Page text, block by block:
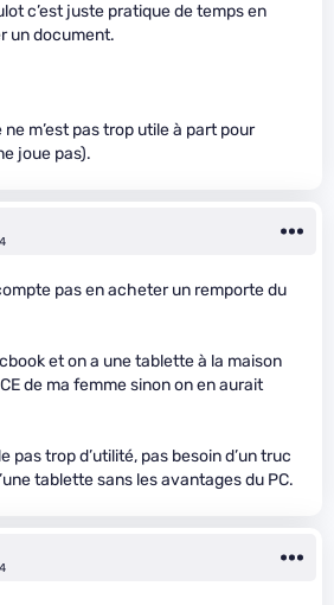
c’est juste pratique de temps en
un document.
m’est pas trop utile à part pour
joue pas).
pas en acheter un remporte du
et on a une tablette à la maison
de ma femme sinon on en aurait
pas trop d’utilité, pas besoin d’un truc
tablette sans les avantages du PC.